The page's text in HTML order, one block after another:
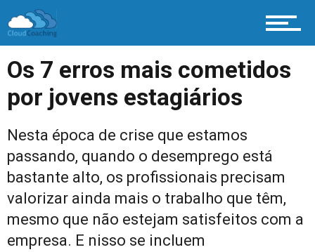
Os 7 erros mais cometidos
por jovens estagiários
Nesta época de crise que estamos
passando, quando o desemprego está
bastante alto, os profissionais precisam
valorizar ainda mais o trabalho que têm,
mesmo que não estejam satisfeitos com a
empresa. E nisso se incluem